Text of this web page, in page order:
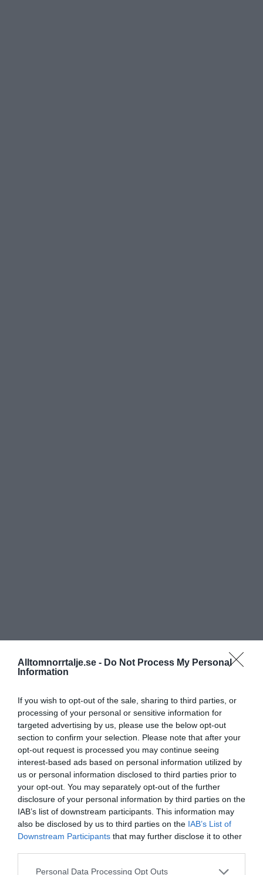
Alltomnorrtalje.se - Do Not Process My Personal
Information
If you wish to opt-out of the sale, sharing to third parties, or
processing of your personal or sensitive information for
targeted advertising by us, please use the below opt-out
section to confirm your selection. Please note that after your
opt-out request is processed you may continue seeing
interest-based ads based on personal information utilized by
us or personal information disclosed to third parties prior to
your opt-out. You may separately opt-out of the further
disclosure of your personal information by third parties on the
IAB’s list of downstream participants. This information may
also be disclosed by us to third parties on the IAB’s List of
Downstream Participants that may further disclose it to other
Personal Data Processing Opt Outs